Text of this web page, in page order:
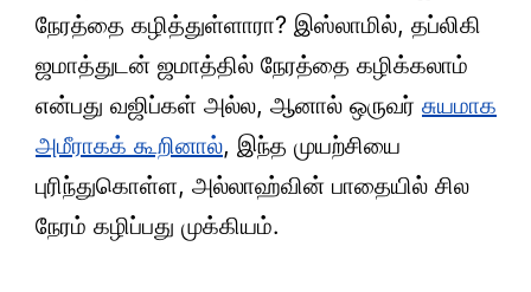
நேரத்தை கழித்துள்ளாரா? இஸ்லாமில், தப்லிகி
ஜமாத்துடன் ஜமாத்தில் நேரத்தை கழிக்கலாம்
என்பது வஜிப்கள் அல்ல, ஆனால் ஒருவர் சுயமாக
அமீராகக் கூறினால், இந்த முயற்சியை
புரிந்துகொள்ள, அல்லாஹ்வின் பாதையில் சில
நேரம் கழிப்பது முக்கியம்.